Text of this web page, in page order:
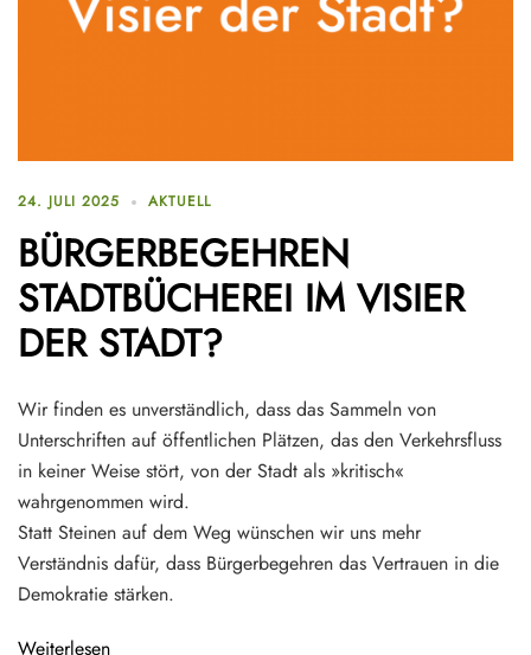
24. JULI 2025 AKTUELL
BÜRGERBEGEHREN
STADTBÜCHEREI IM VISIER
DER STADT?
Wir finden es unverständlich, dass das Sammeln von
Unterschriften auf öffentlichen Plätzen, das den Verkehrsfluss
in keiner Weise stört, von der Stadt als »kritisch«
wahrgenommen wird.
Statt Steinen auf dem Weg wünschen wir uns mehr
Verständnis dafür, dass Bürgerbegehren das Vertrauen in die
Demokratie stärken.
Weiterlesen